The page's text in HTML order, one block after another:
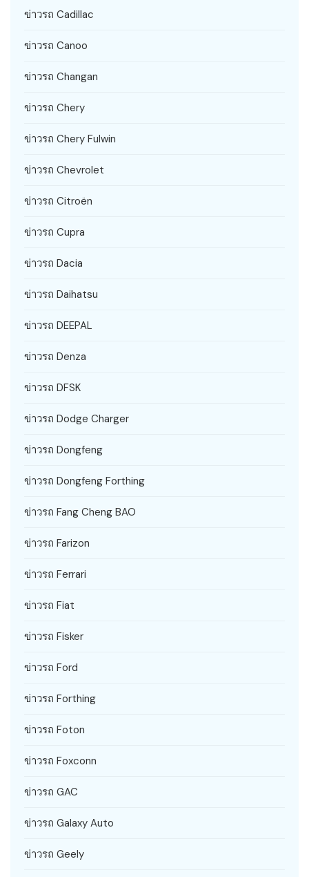
ข่าวรถ Cadillac
ข่าวรถ Canoo
ข่าวรถ Changan
ข่าวรถ Chery
ข่าวรถ Chery Fulwin
ข่าวรถ Chevrolet
ข่าวรถ Citroën
ข่าวรถ Cupra
ข่าวรถ Dacia
ข่าวรถ Daihatsu
ข่าวรถ DEEPAL
ข่าวรถ Denza
ข่าวรถ DFSK
ข่าวรถ Dodge Charger
ข่าวรถ Dongfeng
ข่าวรถ Dongfeng Forthing
ข่าวรถ Fang Cheng BAO
ข่าวรถ Farizon
ข่าวรถ Ferrari
ข่าวรถ Fiat
ข่าวรถ Fisker
ข่าวรถ Ford
ข่าวรถ Forthing
ข่าวรถ Foton
ข่าวรถ Foxconn
ข่าวรถ GAC
ข่าวรถ Galaxy Auto
ข่าวรถ Geely